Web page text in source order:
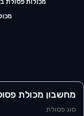
מחשבון מכולת
סוג פסולת